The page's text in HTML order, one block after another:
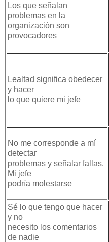
Los que señalan
problemas en la
organización son
provocadores
Lealtad significa obedecer
y hacer
lo que quiere mi jefe
No me corresponde a mí
detectar
problemas y señalar fallas.
Mi jefe
podría molestarse
Sé lo que tengo que hacer
y no
necesito los comentarios
de nadie